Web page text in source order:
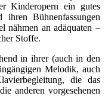
Kinderopern ein gutes
Bühnenfassungen
nähmen an adäquaten –
Stoffe.
in ihrer (auch in den
Melodik, auch
die das
anderen vorgesehenen